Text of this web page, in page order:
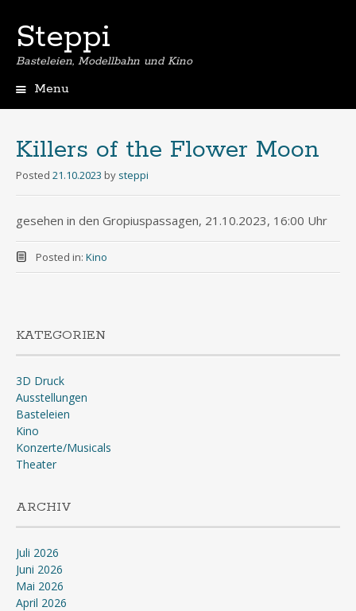
Steppi
Basteleien, Modellbahn und Kino
Menu
Killers of the Flower Moon
Posted 21.10.2023 by steppi
gesehen in den Gropiuspassagen, 21.10.2023, 16:00 Uhr
Posted in: Kino
KATEGORIEN
3D Druck
Ausstellungen
Basteleien
Kino
Konzerte/Musicals
Theater
ARCHIV
Juli 2026
Juni 2026
Mai 2026
April 2026